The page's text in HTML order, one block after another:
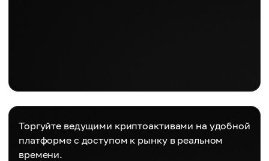
Торгуйте ведущими криптоактивами на удобной
платформе с доступом к рынку в реальном
времени.